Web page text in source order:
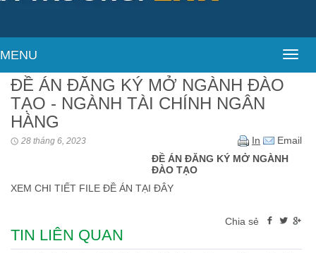
MENU
ĐỀ ÁN ĐĂNG KÝ MỞ NGÀNH ĐÀO
TẠO - NGÀNH TÀI CHÍNH NGÂN
HÀNG
28 tháng 6, 2023 In
Email
ĐỀ ÁN ĐĂNG KÝ MỞ NGÀNH
ĐÀO TẠO
XEM CHI TIẾT FILE ĐỀ ÁN TẠI ĐÂY
Chia sẻ
TIN LIÊN QUAN